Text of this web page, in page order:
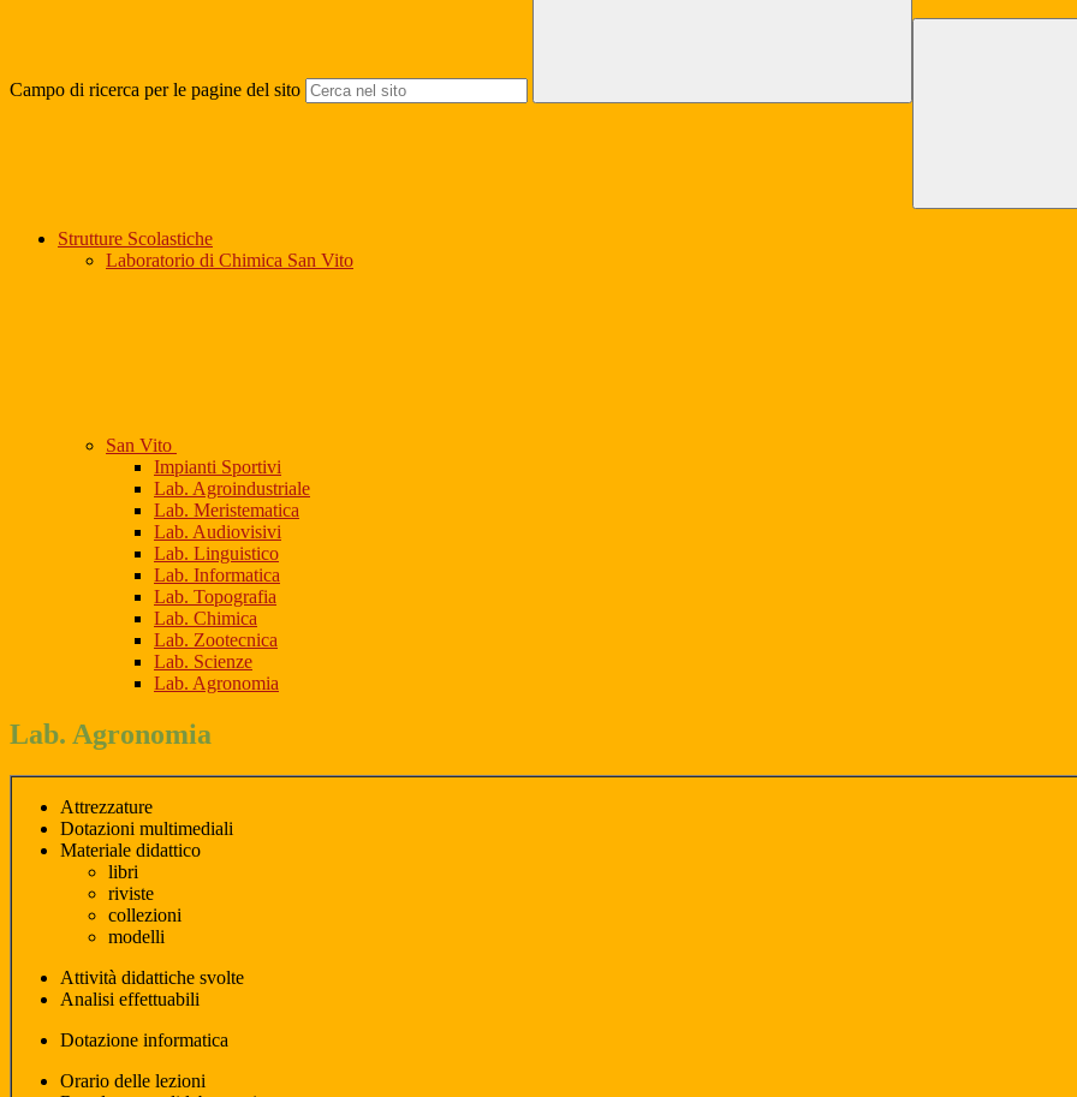
Campo di ricerca per le pagine del sito
Strutture Scolastiche
Laboratorio di Chimica San Vito
San Vito
Impianti Sportivi
Lab. Agroindustriale
Lab. Meristematica
Lab. Audiovisivi
Lab. Linguistico
Lab. Informatica
Lab. Topografia
Lab. Chimica
Lab. Zootecnica
Lab. Scienze
Lab. Agronomia
Lab. Agronomia
Attrezzature
Dotazioni multimediali
Materiale didattico
libri
riviste
collezioni
modelli
Attività didattiche svolte
Analisi effettuabili
Dotazione informatica
Orario delle lezioni